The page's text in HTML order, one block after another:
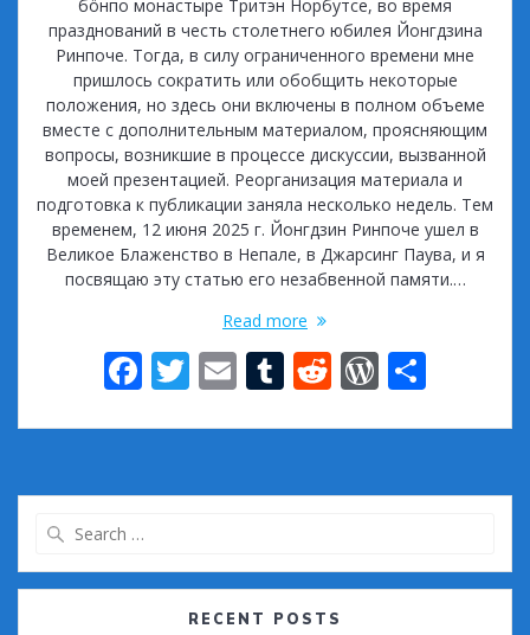
бöнпо монастыре Тритэн Норбутсе, во время
празднований в честь столетнего юбилея Йонгдзина
Ринпоче. Тогда, в силу ограниченного времени мне
пришлось сократить или обобщить некоторые
положения, но здесь они включены в полном объеме
вместе с дополнительным материалом, проясняющим
вопросы, возникшие в процессе дискуссии, вызванной
моей презентацией. Реорганизация материала и
подготовка к публикации заняла несколько недель. Тем
временем, 12 июня 2025 г. Йонгдзин Ринпоче ушел в
Великое Блаженство в Непале, в Джарсинг Паува, и я
посвящаю эту статью его незабвенной памяти.…
Read more
F
ac
e
b
o
k
T
w
itt
er
E
m
ai
l
T
u
m
bl
R
e
d
di
W
or
d
Pr
ss
ar
e
RECENT POSTS